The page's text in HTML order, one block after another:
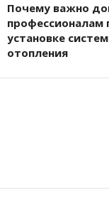
Почему важно
профессионалам
установке
отопления